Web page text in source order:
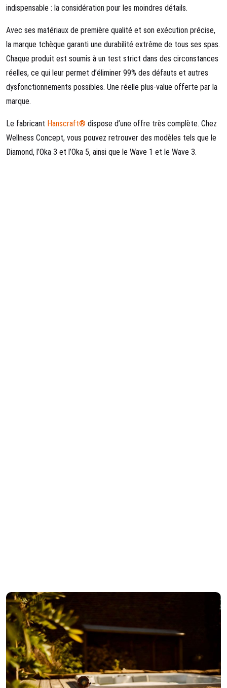
indispensable : la considération pour les moindres détails.
Avec ses matériaux de première qualité et son exécution précise,
la marque tchèque garanti une durabilité extrême de tous ses spas.
Chaque produit est soumis à un test strict dans des circonstances
réelles, ce qui leur permet d’éliminer 99% des défauts et autres
dysfonctionnements possibles. Une réelle plus-value offerte par la
marque.
Le fabricant Hanscraft® dispose d’une offre très complète. Chez
Wellness Concept, vous pouvez retrouver des modèles tels que le
Diamond, l’Oka 3 et l’Oka 5, ainsi que le Wave 1 et le Wave 3.